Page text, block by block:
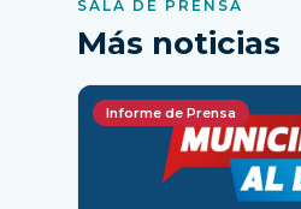
SALA DE PRENSA
Más noticias
Informe de Prensa